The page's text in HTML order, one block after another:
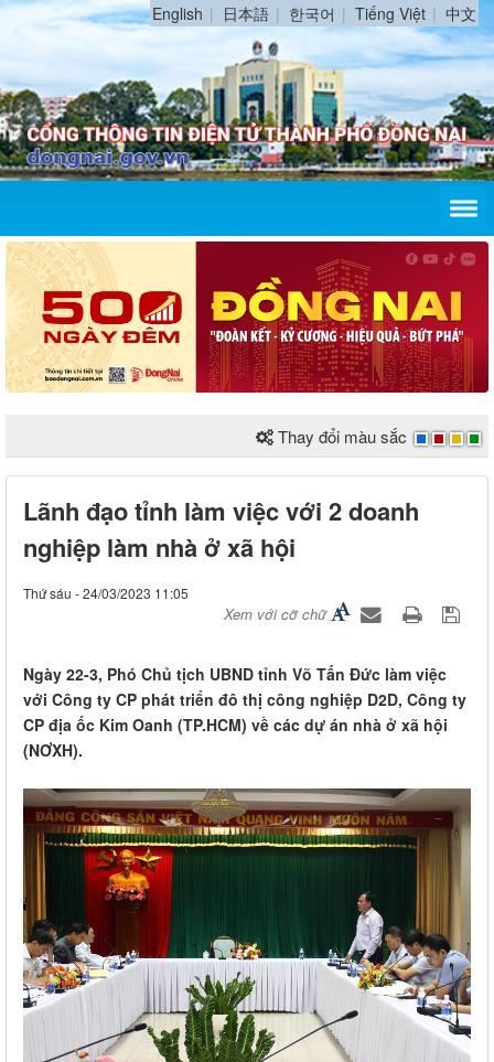
English 日本語 한국어 Tiếng Việt 中文
Thay đổi màu sắc
Lãnh đạo tỉnh làm việc với 2 doanh
nghiệp làm nhà ở xã hội
Thứ sáu - 24/03/2023 11:05
Xem với cỡ chữ
Ngày 22-3, Phó Chủ tịch UBND tỉnh Võ Tấn Đức làm việc
với Công ty CP phát triển đô thị công nghiệp D2D, Công ty
CP địa ốc Kim Oanh (TP.HCM) về các dự án nhà ở xã hội
(NƠXH).